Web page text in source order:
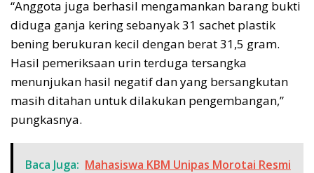
“Anggota juga berhasil mengamankan barang bukti
diduga ganja kering sebanyak 31 sachet plastik
bening berukuran kecil dengan berat 31,5 gram.
Hasil pemeriksaan urin terduga tersangka
menunjukan hasil negatif dan yang bersangkutan
masih ditahan untuk dilakukan pengembangan,”
pungkasnya.
Baca Juga: Mahasiswa KBM Unipas Morotai Resmi